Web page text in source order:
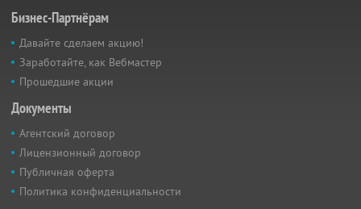
Бизнес-Партнёрам
Давайте сделаем акцию!
Заработайте, как Вебмастер
Прошедшие акции
Документы
Агентский договор
Лицензионный договор
Публичная оферта
Политика конфиденциальности